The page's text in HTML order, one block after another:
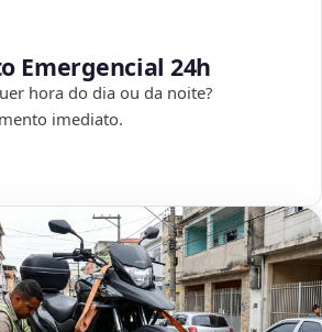
Emergencial 24h
hora do dia ou da noite?
imediato.